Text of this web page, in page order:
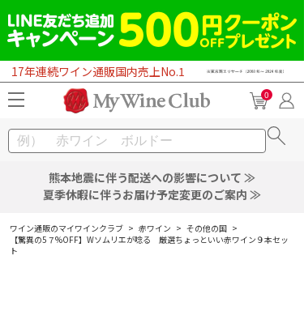
17年連続ワイン通販国内売上No.1
0
熊本地震に伴う配送への影響について ≫
夏季休暇に伴うお届け予定変更のご案内 ≫
ワイン通販のマイワインクラブ > 赤ワイン > その他の国 >
【驚異の5７%OFF】Wソムリエが唸る 厳選ちょっといい赤ワイン９本セッ
ト